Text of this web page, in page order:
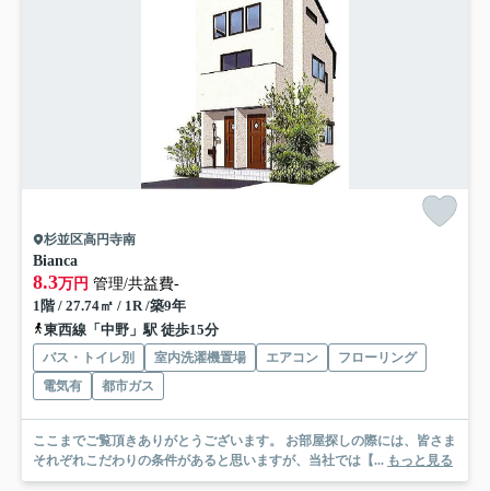
杉並区高円寺南
Bianca
8.3万円 管理/共益費-
1階 / 27.74㎡ / 1R /築9年
東西線「中野」駅 徒歩15分
バス・トイレ別 室内洗濯機置場 エアコン
フローリング
電気有
都市ガス
ここまでご覧頂きありがとうございます。 お部屋探しの際には、皆さま
それぞれこだわりの条件があると思いますが、当社では【... もっと見る